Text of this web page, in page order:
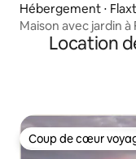
Hébergement ⋅
Maison avec jardin
Location
Coup de cœur
Coup de cœur